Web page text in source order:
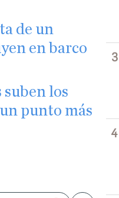
de un
en barco
suben los
punto más